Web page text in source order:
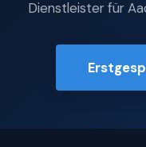
Dienstleister für